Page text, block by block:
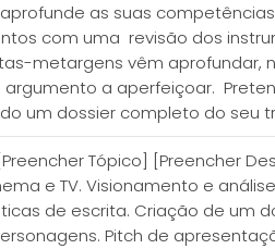
as suas
com uma revisão dos
metargens vêm aprofundar,
a aperfeiçoar.
um dossier completo do seu
Tópico] [Preencher
e TV. Visionamento e
de escrita. Criação de um
Pitch de